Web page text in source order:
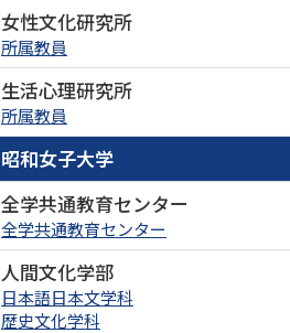
女性文化研究所
所属教員
生活心理研究所
所属教員
昭和女子大学
全学共通教育センター
全学共通教育センター
人間文化学部
日本語日本文学科
歴史文化学科